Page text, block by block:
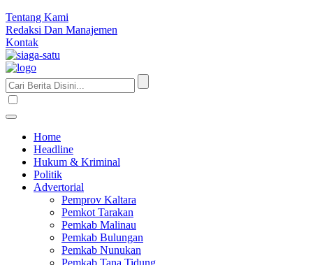
Tentang Kami
Redaksi Dan Manajemen
Kontak
Home
Headline
Hukum & Kriminal
Politik
Advertorial
Pemprov Kaltara
Pemkot Tarakan
Pemkab Malinau
Pemkab Bulungan
Pemkab Nunukan
Pemkab Tana Tidung